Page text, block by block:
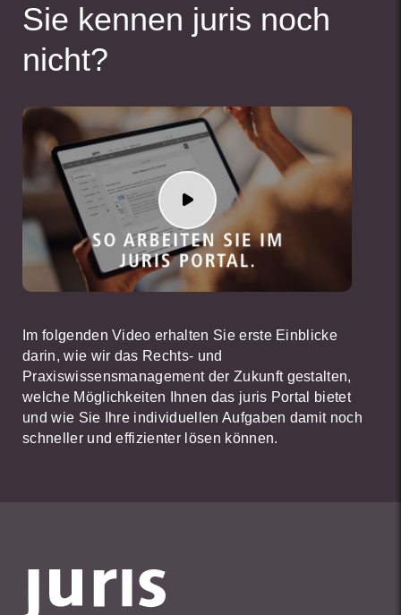
Sie kennen juris noch
nicht?
Im folgenden Video erhalten Sie erste Einblicke
darin, wie wir das Rechts- und
Praxiswissensmanagement der Zukunft gestalten,
welche Möglichkeiten Ihnen das juris Portal bietet
und wie Sie Ihre individuellen Aufgaben damit noch
schneller und effizienter lösen können.